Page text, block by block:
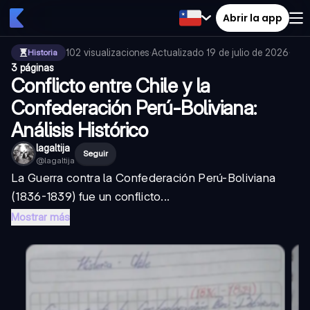
Abrir la app
Historia 102 visualizaciones·Actualizado 19 de julio de 2026·
3 páginas
Conflicto entre Chile y la
Confederación Perú-Boliviana:
Análisis Histórico
lagaltija
@lagaltija
Seguir
La Guerra contra la Confederación Perú-Boliviana
(1836-1839) fue un conflicto...
Mostrar más